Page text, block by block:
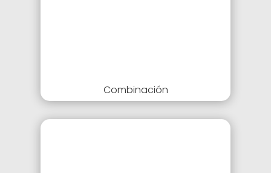
Combinación